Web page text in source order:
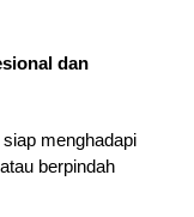
dan
menghadapi
berpindah